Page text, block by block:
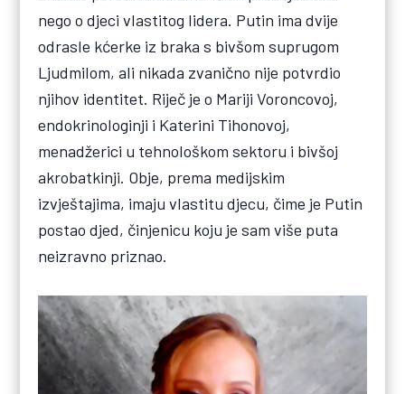
nego o djeci vlastitog lidera. Putin ima dvije
odrasle kćerke iz braka s bivšom suprugom
Ljudmilom, ali nikada zvanično nije potvrdio
njihov identitet. Riječ je o Mariji Voroncovoj,
endokrinologinji i Katerini Tihonovoj,
menadžerici u tehnološkom sektoru i bivšoj
akrobatkinji. Obje, prema medijskim
izvještajima, imaju vlastitu djecu, čime je Putin
postao djed, činjenicu koju je sam više puta
neizravno priznao.